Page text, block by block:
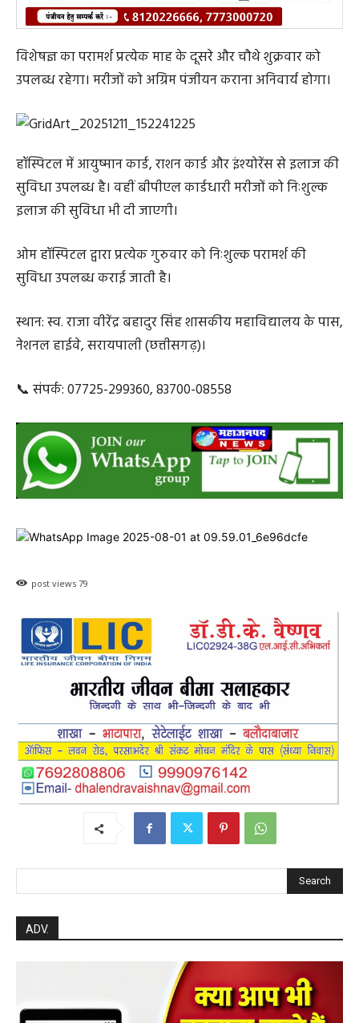
विशेषज्ञ का परामर्श प्रत्येक माह के दूसरे और चौथे शुक्रवार को
उपलब्ध रहेगा। मरीजों को अग्रिम पंजीयन कराना अनिवार्य होगा।
हॉस्पिटल में आयुष्मान कार्ड, राशन कार्ड और इंश्योरेंस से इलाज की
सुविधा उपलब्ध है। वहीं बीपीएल कार्डधारी मरीजों को निःशुल्क
इलाज की सुविधा भी दी जाएगी।
ओम हॉस्पिटल द्वारा प्रत्येक गुरुवार को निःशुल्क परामर्श की
सुविधा उपलब्ध कराई जाती है।
स्थान: स्व. राजा वीरेंद्र बहादुर सिंह शासकीय महाविद्यालय के पास,
नेशनल हाईवे, सरायपाली (छत्तीसगढ़)।
📞 संपर्क: 07725-299360, 83700-08558
post views 79
Search
ADV.